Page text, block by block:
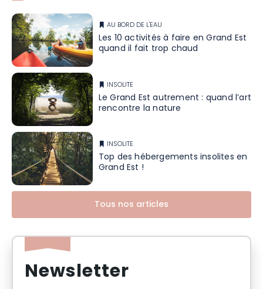
AU BORD DE L'EAU
Les 10 activités à faire en Grand Est
quand il fait trop chaud
INSOLITE
Le Grand Est autrement : quand l’art
rencontre la nature
INSOLITE
Top des hébergements insolites en
Grand Est !
Tous nos articles
Newsletter